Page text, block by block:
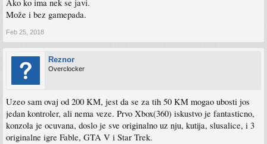
Ako ko ima nek se javi.
Može i bez gamepada.
Feb 25, 2018
Reznor
Overclocker
Uzeo sam ovaj od 200 KM, jest da se za tih 50 KM mogao ubosti jos
jedan kontroler, ali nema veze. Prvo Xbox(360) iskustvo je fantasticno,
konzola je ocuvana, doslo je sve originalno uz nju, kutija, slusalice, i 3
originalne igre Fable, GTA V i Star Trek.